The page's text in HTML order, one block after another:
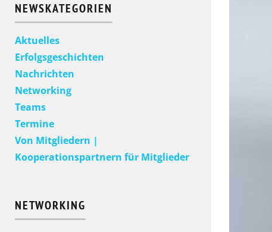
NEWSKATEGORIEN
Aktuelles
Erfolgsgeschichten
Nachrichten
Networking
Teams
Termine
Von Mitgliedern |
Kooperationspartnern für Mitglieder
NETWORKING